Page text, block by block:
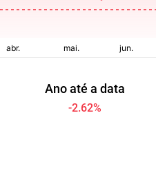
Ano até a data
-2.62%